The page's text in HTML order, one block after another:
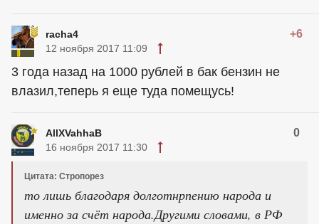
racha4 +6
12 ноября 2017 11:09
3 года назад на 1000 рублей в бак бензин не
влазил,теперь я еще туда помещусь!
AllXVahhaB 0
16 ноября 2017 11:30
Цитата: Стропорез
то лишь благодаря долготнрпению народа и
именно за счёт народа.Другими словами, в РФ